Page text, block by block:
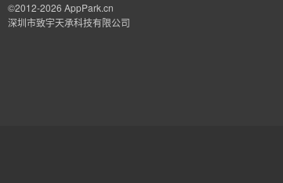
©2012-2026 AppPark.cn
深圳市致宇天承科技有限公司